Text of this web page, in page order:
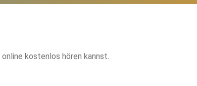
kostenlos hören kannst.